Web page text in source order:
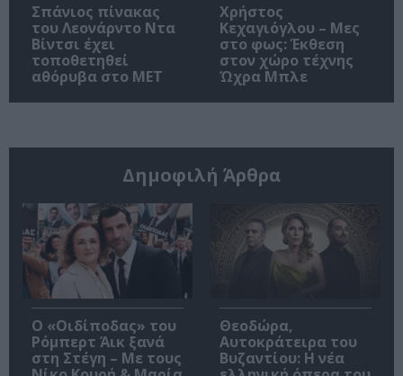
Σπάνιος πίνακας
του Λεονάρντο Ντα
Βίντσι έχει
τοποθετηθεί
αθόρυβα στο MET
Χρήστος
Κεχαγιόγλου – Μες
στο φως: Έκθεση
στον χώρο τέχνης
Ώχρα Μπλε
Δημοφιλή Άρθρα
O «Οιδίποδας» του
Ρόμπερτ Άικ ξανά
στη Στέγη – Με τους
Θεοδώρα,
Αυτοκράτειρα του
Βυζαντίου: Η νέα